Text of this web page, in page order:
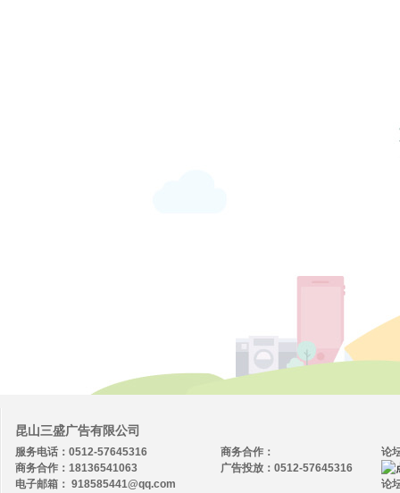
昆山三盛广告有限公司
服务电话：0512-57645316
商务合作：18136541063
电子邮箱： 918585441@qq.com
论
论
商务合作：
广告投放：0512-57645316